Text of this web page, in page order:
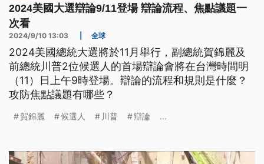
2024美國大選辯論9/11登場 辯論流程、焦點議題一
次看
2024/9/10 13:03 全球
2024美國總統大選將於11月舉行，副總統賀錦麗及
前總統川普2位候選人的首場辯論會將在台灣時間明
（11）日上午9時登場。辯論的流程和規則是什麼？
攻防焦點議題有哪些？
賀錦麗 候選人 川普 辯論 ...